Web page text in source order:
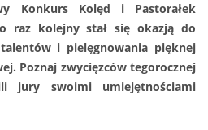
Konkurs Kolęd i Pastorałek
raz kolejny stał się okazją do
i pielęgnowania pięknej
Poznaj zwycięzców tegorocznej
jury swoimi umiejętnościami